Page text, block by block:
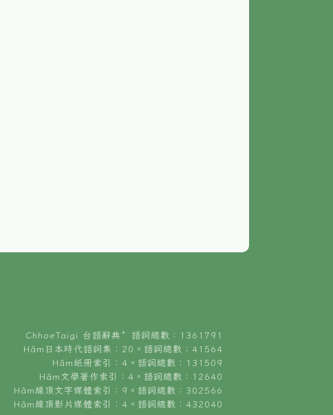
ChhoeTaigi 台語辭典⁺ 語詞總數：1361791
Hâm日本時代語詞集：20。語詞總數：41564
Hâm紙冊索引：4。語詞總數：131509
Hâm文學著作索引：4。語詞總數：12640
Hâm線頂文字媒體索引：9。語詞總數：302566
Hâm線頂影片媒體索引：4。語詞總數：432040